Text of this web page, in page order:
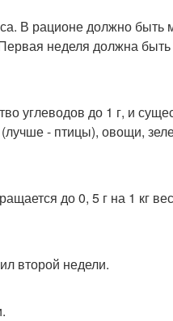
В рационе должно
неделя должна быть
углеводов до 1 г, и
- птицы), овощи,
до 0, 5 г на 1 кг
второй недели.